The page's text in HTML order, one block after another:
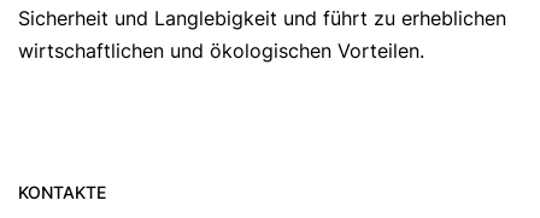
Sicherheit und Langlebigkeit und führt zu erheblichen
wirtschaftlichen und ökologischen Vorteilen.
KONTAKTE